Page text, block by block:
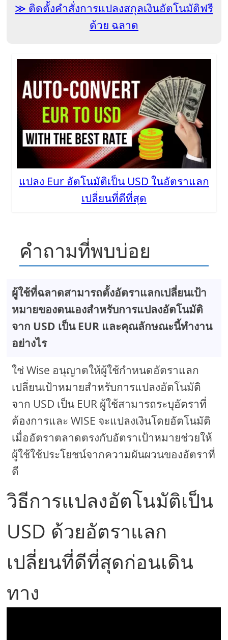
ติดตั้งคำสั่งการแปลงสกุลเงินอัตโนมัติฟรี
ด้วย ฉลาด
แปลง Eur อัตโนมัติเป็น USD ในอัตราแลก
เปลี่ยนที่ดีที่สุด
คำถามที่พบบ่อย
ผู้ใช้ที่ฉลาดสามารถตั้งอัตราแลกเปลี่ยนเป้า
หมายของตนเองสำหรับการแปลงอัตโนมัติ
จาก USD เป็น EUR และคุณลักษณะนี้ทำงาน
อย่างไร
ใช่ Wise อนุญาตให้ผู้ใช้กำหนดอัตราแลก
เปลี่ยนเป้าหมายสำหรับการแปลงอัตโนมัติ
จาก USD เป็น EUR ผู้ใช้สามารถระบุอัตราที่
ต้องการและ WISE จะแปลงเงินโดยอัตโนมัติ
เมื่ออัตราตลาดตรงกับอัตราเป้าหมายช่วยให้
ผู้ใช้ใช้ประโยชน์จากความผันผวนของอัตราที่
ดี
วิธีการแปลงอัตโนมัติเป็น
USD ด้วยอัตราแลก
เปลี่ยนที่ดีที่สุดก่อนเดิน
ทาง